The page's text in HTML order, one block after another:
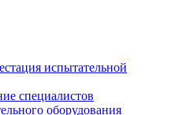
испытательной
специалистов
оборудования